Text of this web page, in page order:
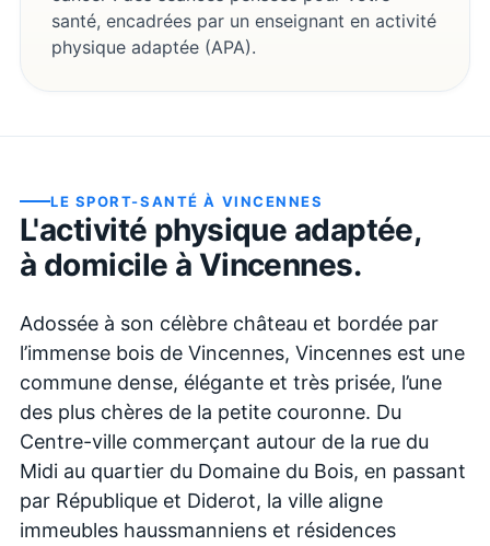
santé, encadrées par un enseignant en activité
physique adaptée (APA).
LE SPORT-SANTÉ À VINCENNES
L'activité physique adaptée,
à domicile à Vincennes.
Adossée à son célèbre château et bordée par
l’immense bois de Vincennes, Vincennes est une
commune dense, élégante et très prisée, l’une
des plus chères de la petite couronne. Du
Centre-ville commerçant autour de la rue du
Midi au quartier du Domaine du Bois, en passant
par République et Diderot, la ville aligne
immeubles haussmanniens et résidences